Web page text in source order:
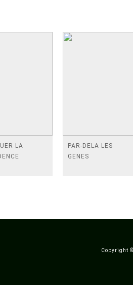
LA
PAR-DELA LES
GENES
Copyright